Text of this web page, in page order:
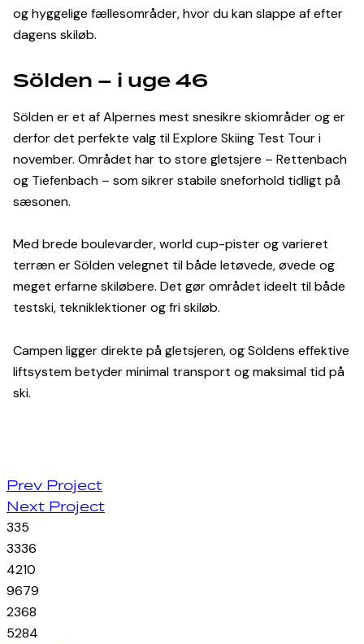
og hyggelige fællesområder, hvor du kan slappe af efter
dagens skiløb.
Sölden – i uge 46
Sölden er et af Alpernes mest snesikre skiområder og er
derfor det perfekte valg til Explore Skiing Test Tour i
november. Området har to store gletsjere – Rettenbach
og Tiefenbach – som sikrer stabile sneforhold tidligt på
sæsonen.
Med brede boulevarder, world cup-pister og varieret
terræn er Sölden velegnet til både letøvede, øvede og
meget erfarne skiløbere. Det gør området ideelt til både
testski, tekniklektioner og fri skiløb.
Campen ligger direkte på gletsjeren, og Söldens effektive
liftsystem betyder minimal transport og maksimal tid på
ski.
Post
navigation
Prev Project
Next Project
335
3336
4210
9679
2368
5284